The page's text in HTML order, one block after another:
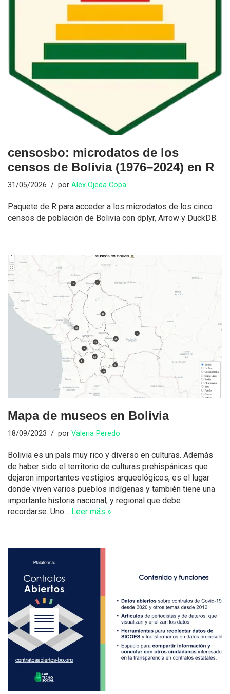
censosbo: microdatos de los
censos de Bolivia (1976–2024) en R
31/05/2026 por Alex Ojeda Copa
Paquete de R para acceder a los microdatos de los cinco
censos de población de Bolivia con dplyr, Arrow y DuckDB.
Mapa de museos en Bolivia
18/09/2023 por Valeria Peredo
Bolivia es un país muy rico y diverso en culturas. Además
de haber sido el territorio de culturas prehispánicas que
dejaron importantes vestigios arqueológicos, es el lugar
donde viven varios pueblos indígenas y también tiene una
importante historia nacional, y regional que debe
recordarse. Uno… Leer más »